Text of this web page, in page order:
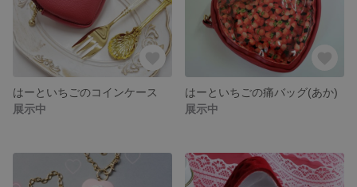
はーといちごのコインケース
展示中
はーといちごの痛バッグ(あか)
展示中